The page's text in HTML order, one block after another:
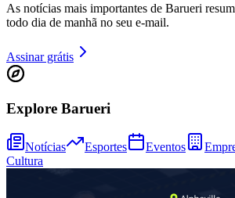
As notícias mais importantes de Barueri
todo dia de manhã no seu e-mail.
Assinar grátis
Explore Barueri
Notícias Esportes Eventos
Cultura